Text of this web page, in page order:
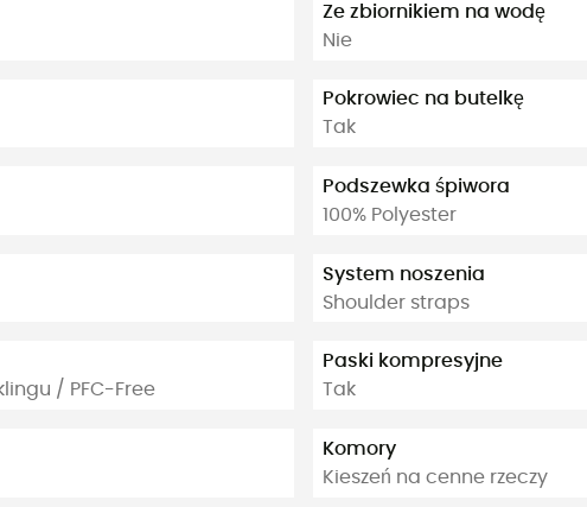
/ PFC-Free
Ze zbiornikiem na wodę
Nie
Pokrowiec na butelkę
Tak
Podszewka śpiwora
100% Polyester
System noszenia
Shoulder straps
Paski kompresyjne
Tak
Komory
Kieszeń na cenne rzeczy